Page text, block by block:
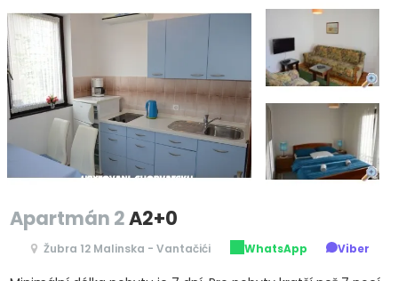
Apartmán 2A2+0
Žubra 12 Malinska - Vantačići WhatsApp Viber